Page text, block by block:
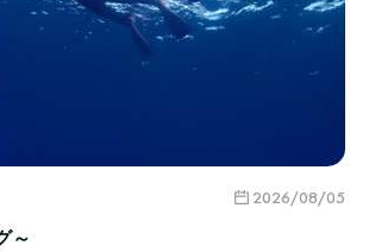
2026/08/05
～